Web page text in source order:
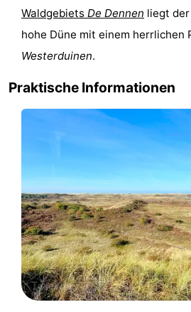
Texel
De
Krim
EuroParcs
Villapark
Residentie
Texel
Villapark
Vogelmient
Hotels
Zimmer
(mit
Frühstück)
Lastminutes
Strand
Waldgebiets De Dennen liegt der
hohe Düne mit einem herrlichen
Westerduinen.
Praktische Informationen